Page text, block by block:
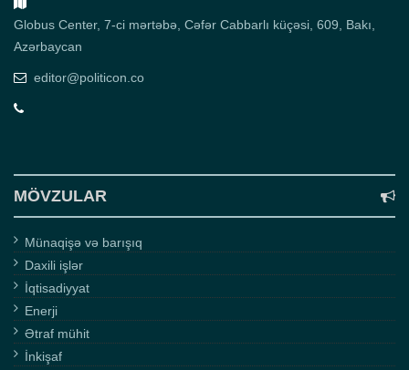
Globus Center, 7-ci mərtəbə, Cəfər Cabbarlı küçəsi, 609, Bakı,
Azərbaycan
editor@politicon.co
MÖVZULAR
Münaqişə və barışıq
Daxili işlər
İqtisadiyyat
Enerji
Ətraf mühit
İnkişaf